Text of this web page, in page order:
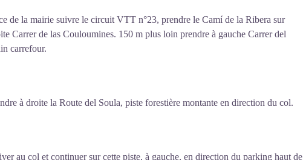
de la mairie suivre le circuit VTT n°23, prendre le Camí de la Ribera sur
Carrer de las Couloumines. 150 m plus loin prendre à gauche Carrer del
carrefour.
à droite la Route del Soula, piste forestière montante en direction du col.
au col et continuer sur cette piste, à gauche, en direction du parking haut de